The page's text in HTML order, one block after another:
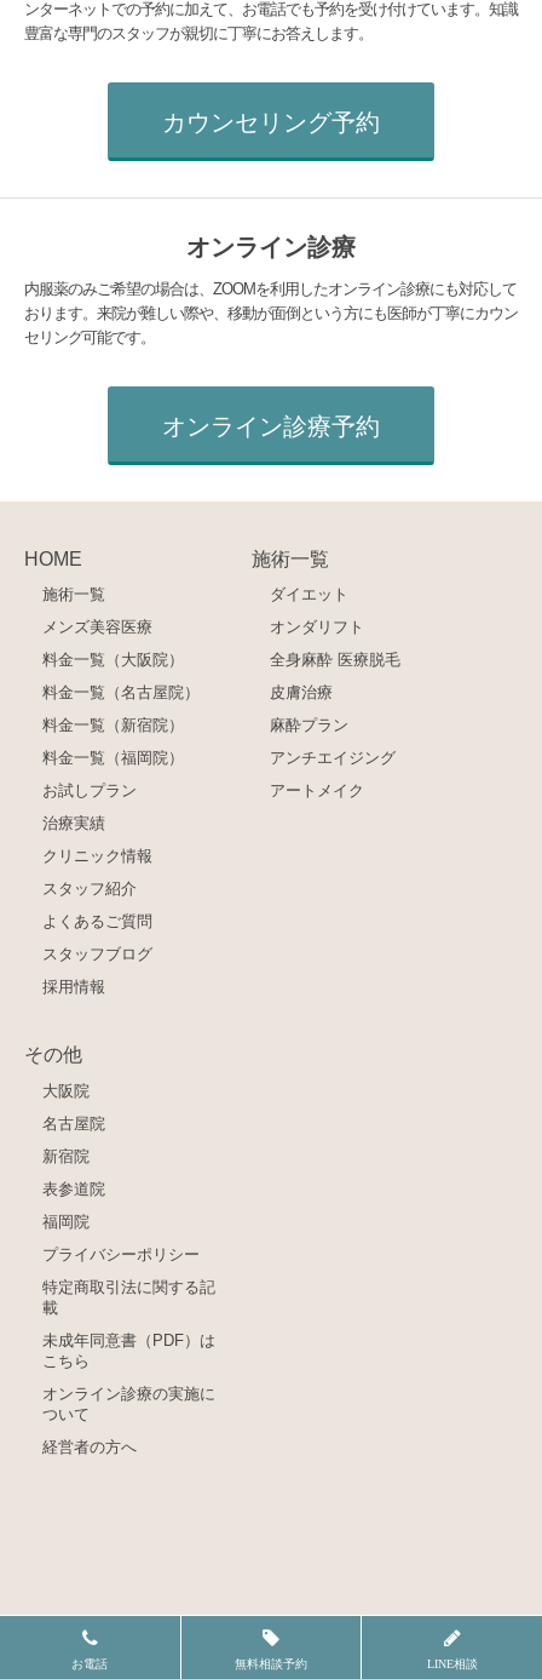
ンターネットでの予約に加えて、お電話でも予約を受け付けています。知識
豊富な専門のスタッフが親切に丁寧にお答えします。
カウンセリング予約
オンライン診療
内服薬のみご希望の場合は、ZOOMを利用したオンライン診療にも対応して
おります。来院が難しい際や、移動が面倒という方にも医師が丁寧にカウン
セリング可能です。
オンライン診療予約
HOME
施術一覧
メンズ美容医療
料金一覧（大阪院）
料金一覧（名古屋院）
料金一覧（新宿院）
料金一覧（福岡院）
お試しプラン
治療実績
クリニック情報
スタッフ紹介
よくあるご質問
スタッフブログ
採用情報
施術一覧
ダイエット
オンダリフト
全身麻酔 医療脱毛
皮膚治療
麻酔プラン
アンチエイジング
アートメイク
その他
大阪院
名古屋院
新宿院
表参道院
福岡院
プライバシーポリシー
特定商取引法に関する記
載
未成年同意書（PDF）は
こちら
オンライン診療の実施に
ついて
経営者の方へ
お電話 無料相談予約 LINE相談